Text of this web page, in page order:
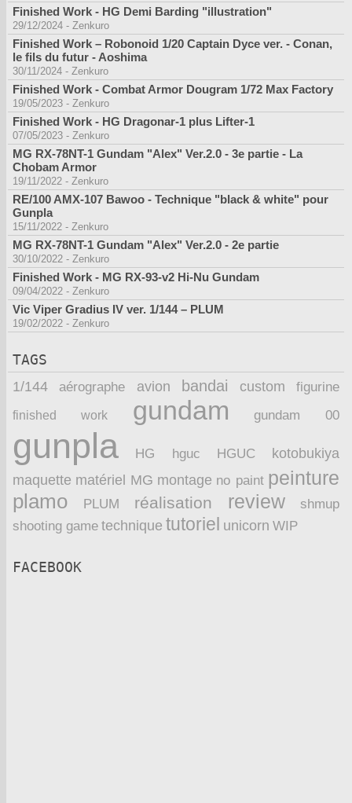
Finished Work - HG Demi Barding "illustration"
29/12/2024 - Zenkuro
Finished Work – Robonoid 1/20 Captain Dyce ver. - Conan,
le fils du futur - Aoshima
30/11/2024 - Zenkuro
Finished Work - Combat Armor Dougram 1/72 Max Factory
19/05/2023 - Zenkuro
Finished Work - HG Dragonar-1 plus Lifter-1
07/05/2023 - Zenkuro
MG RX-78NT-1 Gundam "Alex" Ver.2.0 - 3e partie - La
Chobam Armor
19/11/2022 - Zenkuro
RE/100 AMX-107 Bawoo - Technique "black & white" pour
Gunpla
15/11/2022 - Zenkuro
MG RX-78NT-1 Gundam "Alex" Ver.2.0 - 2e partie
30/10/2022 - Zenkuro
Finished Work - MG RX-93-v2 Hi-Nu Gundam
09/04/2022 - Zenkuro
Vic Viper Gradius IV ver. 1/144 – PLUM
19/02/2022 - Zenkuro
TAGS
1/144 aérographe avion bandai custom figurine
finished work gundam gundam 00
gunpla HG hguc HGUC
kotobukiya
maquette matériel MG montage no paint peinture
plamo PLUM réalisation review
shmup
shooting game technique tutoriel unicorn WIP
FACEBOOK